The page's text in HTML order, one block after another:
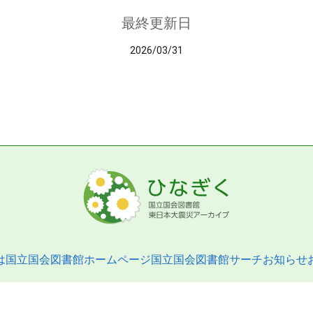
最終更新日
2026/03/31
国立国会図書館ホームページ国立国会図書館サーチお知らせ